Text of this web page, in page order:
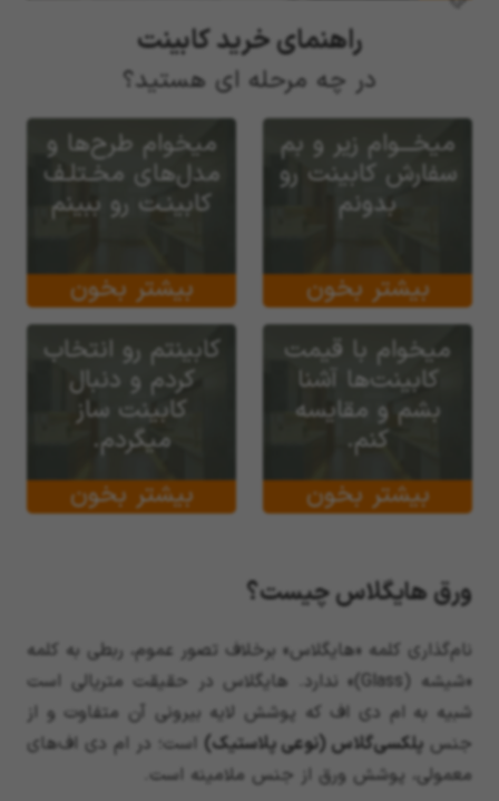
راهنمای خرید کابینت
در چه مرحله ای هستید؟
میخـــوام زیر و بم
سفارش کابینت رو
بدونم
بیشتر بخون
میخوام طرح‌ها و
مدل‌های مخـتلـف
کابینـت رو ببینم
بیشتر بخون
میخوام با قیمت
کابینت‌ها آشنا
بشم و مقایسه
کنم.
بیشتر بخون
کابینتم رو انتخاب
کردم و دنبال
کابینت ساز
میگردم.
بیشتر بخون
ورق هایگلاس چیست؟
نام‌گذاری کلمه‌ «هایگلاس» برخلاف تصور عموم، ربطی به کلمه
«شیشه (Glass)» ندارد. هایگلاس در حقیقت متریالی است
شبیه به ام دی اف که پوشش لایه بیرونی آن متفاوت و از
جنس پلکسی‌گلاس (نوعی پلاستیک) است؛ در ام دی اف‌های
معمولی، پوشش ورق از جنس ملامینه است.